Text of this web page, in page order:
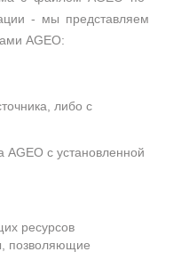
- мы представляем
AGEO:
либо с
AGEO с установленной
ресурсов
позволяющие